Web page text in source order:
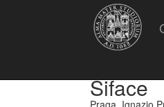
Siface
Praga, Ignazio